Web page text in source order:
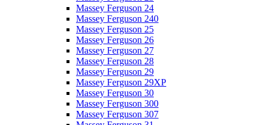
Massey Ferguson 24
Massey Ferguson 240
Massey Ferguson 25
Massey Ferguson 26
Massey Ferguson 27
Massey Ferguson 28
Massey Ferguson 29
Massey Ferguson 29XP
Massey Ferguson 30
Massey Ferguson 300
Massey Ferguson 307